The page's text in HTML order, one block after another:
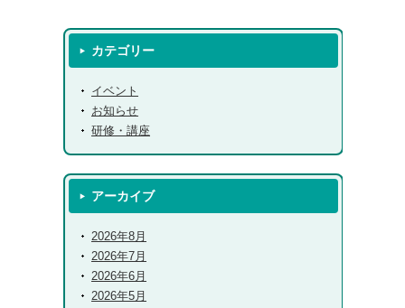
カテゴリー
イベント
お知らせ
研修・講座
アーカイブ
2026年8月
2026年7月
2026年6月
2026年5月